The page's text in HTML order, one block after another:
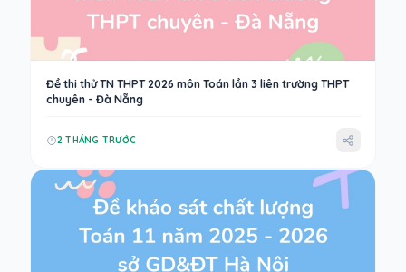
Đề thi thử TN THPT 2026 môn Toán lần 3 liên trường THPT
chuyên - Đà Nẵng
2 THÁNG TRƯỚC